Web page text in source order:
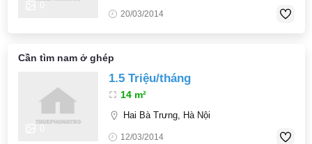
20/03/2014
Cần tìm nam ở ghép
1.5 Triệu/tháng
14 m²
Hai Bà Trưng, Hà Nội
12/03/2014